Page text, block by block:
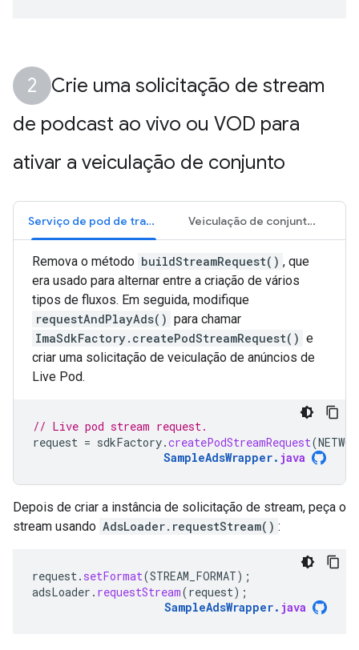
Crie uma solicitação de stream
de podcast ao vivo ou VOD para
ativar a veiculação de conjunto
Serviço de pod de transmissão ao vivo Veiculação de conjunto de transmissão VOD
Remova o método buildStreamRequest() , que
era usado para alternar entre a criação de vários
tipos de fluxos. Em seguida, modifique
requestAndPlayAds() para chamar
ImaSdkFactory.createPodStreamRequest() e
criar uma solicitação de veiculação de anúncios de
Live Pod.
// Live pod stream request.
request = sdkFactory.createPodStreamRequest(
SampleAdsWrapper. java
Depois de criar a instância de solicitação de stream, peça o
stream usando AdsLoader.requestStream() :
request. setFormat(STREAM_FORMAT);
adsLoader . requestStream(request);
SampleAdsWrapper. java